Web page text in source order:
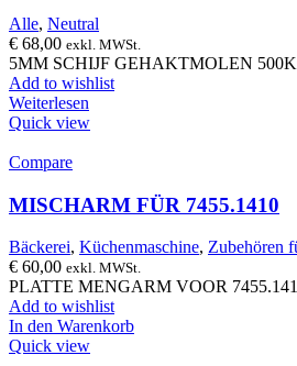
Alle, Neutral
€ 68,00 exkl. MWSt.
5MM SCHIJF GEHAKTMOLEN
Add to wishlist
Weiterlesen
Quick view
Compare
MISCHARM FÜR 7455.1410
Bäckerei, Küchenmaschine, Zubehören
€ 60,00 exkl. MWSt.
PLATTE MENGARM VOOR
Add to wishlist
In den Warenkorb
Quick view